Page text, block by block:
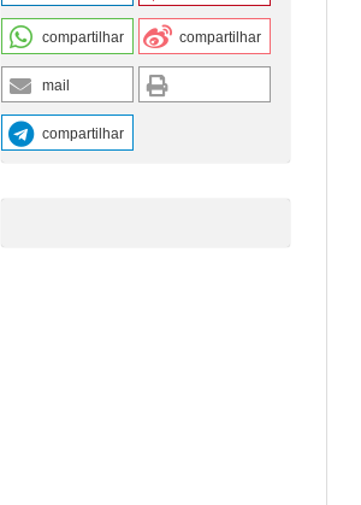
compartilhar compartilhar
mail
compartilhar